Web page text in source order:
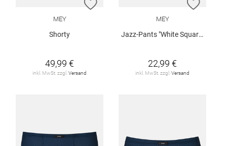
ZUR WUNSCHLISTE HINZUFÜGEN
MEY
Shorty
49,99 €
inkl. MwSt. zzgl. Versand
ZUR
MEY
Jazz-Pants "White Squares"
22,99 €
inkl. MwSt. zzgl. Versand